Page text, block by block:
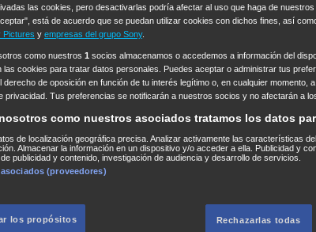
las cookies, pero desactivarlas podría afectar al uso que haga de
está de acuerdo que se puedan utilizar cookies con dichos fines, así
Pictures y empresas del grupo Sony.
como nuestros 1 socios almacenamos o accedemos a información del
las cookies para tratar datos personales. Puedes aceptar o administrar tus
derecho de oposición en función de tu interés legítimo o, en cualquier momento,
privacidad. Tus preferencias se notificarán a nuestros socios y no afectarán a
como nuestros asociados tratamos los datos
de localización geográfica precisa. Analizar activamente las características
Almacenar la información en un dispositivo y/o acceder a ella. Publicidad y
publicidad y contenido, investigación de audiencia y desarrollo de servicios.
(proveedores)
los propósitos Rechazarlas todas